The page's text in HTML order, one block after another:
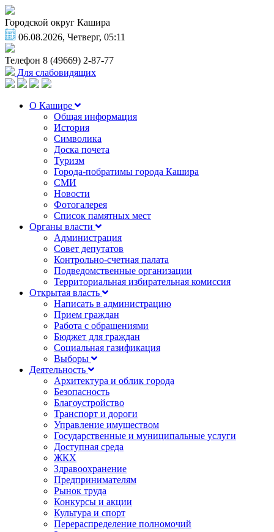
Городской округ Кашира
06.08.2026, Четверг, 05:11
Телефон 8 (49669) 2-87-77
Для слабовидящих
О Кашире
Общая информация
История
Символика
Доска почета
Туризм
Города-побратимы города Кашира
СМИ
Новости
Фотогалерея
Список памятных мест
Органы власти
Администрация
Совет депутатов
Контрольно-счетная палата
Подведомственные организации
Территориальная избирательная комиссия
Открытая власть
Написать в администрацию
Прием граждан
Работа с обращениями
Бюджет для граждан
Социальная газификация
Выборы
Деятельность
Архитектура и облик города
Безопасность
Благоустройство
Транспорт и дороги
Управление имуществом
Государственные и муниципальные услуги
Доступная среда
ЖКХ
Здравоохранение
Предпринимателям
Рынок труда
Конкурсы и акции
Культура и спорт
Перераспределение полномочий